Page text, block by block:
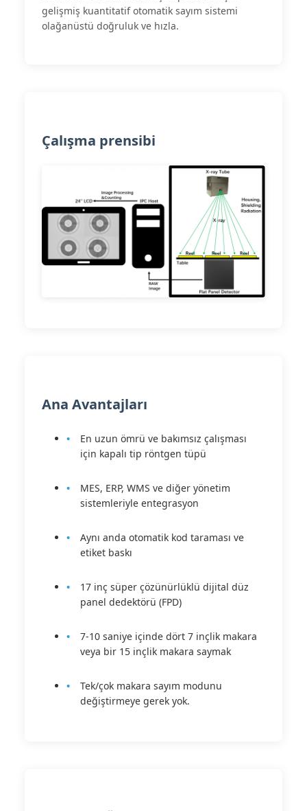
gelişmiş kuantitatif otomatik sayım sistemi
olağanüstü doğruluk ve hızla.
Çalışma prensibi
Ana Avantajları
En uzun ömrü ve bakımsız çalışması
için kapalı tip röntgen tüpü
MES, ERP, WMS ve diğer yönetim
sistemleriyle entegrasyon
Aynı anda otomatik kod taraması ve
etiket baskı
17 inç süper çözünürlüklü dijital düz
panel dedektörü (FPD)
7-10 saniye içinde dört 7 inçlik makara
veya bir 15 inçlik makara saymak
Tek/çok makara sayım modunu
değiştirmeye gerek yok.